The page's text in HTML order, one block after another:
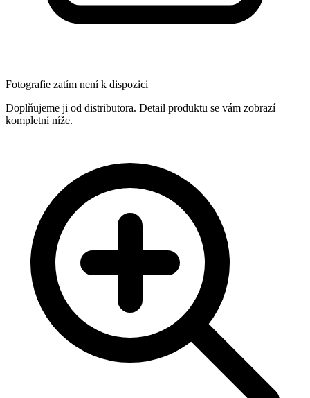
Fotografie zatím není k dispozici
Doplňujeme ji od distributora. Detail produktu se vám zobrazí
kompletní níže.